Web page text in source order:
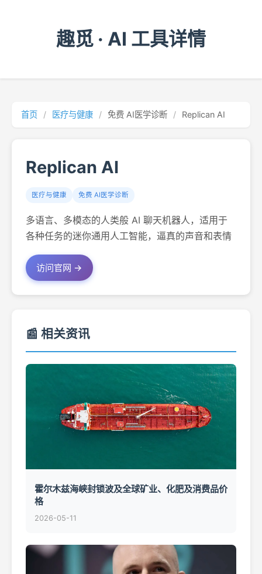
趣觅 · AI 工具详情
首页 / 医疗与健康 / 免费 AI医学诊断 / Replican AI
Replican AI
医疗与健康 免费 AI医学诊断
多语言、多模态的人类般 AI 聊天机器人，适用于
各种任务的迷你通用人工智能，逼真的声音和表情
访问官网 →
📰 相关资讯
霍尔木兹海峡封锁波及全球矿业、化肥及消费品价
格
2026-05-11